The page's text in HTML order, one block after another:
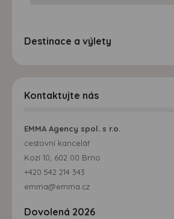
Destinace a výlety
Kontaktujte nás
EMMA Agency spol. s r.o.
cestovní kancelář
Kozí 10, 602 00 Brno
+420 542 214 343
emma@emma.cz
Dovolená 2026